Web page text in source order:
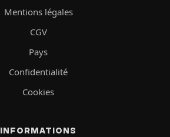
Mentions légales
CGV
Pays
Confidentialité
Cookies
INFORMATIONS